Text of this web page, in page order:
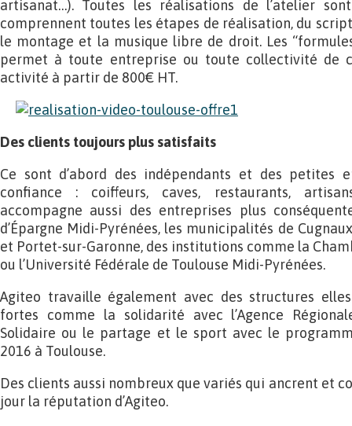
artisanat…). Toutes les réalisations de l’atelier
comprennent toutes les étapes de réalisation, du
le montage et la musique libre de droit. Les
permet à toute entreprise ou toute collectivité de
activité à partir de 800€ HT.
Des clients toujours plus satisfaits
Ce sont d’abord des indépendants et des petites
confiance : coiffeurs, caves, restaurants,
accompagne aussi des entreprises plus
d’Épargne Midi-Pyrénées, les municipalités de
et Portet-sur-Garonne, des institutions comme la
ou l’Université Fédérale de Toulouse Midi-Pyrénées.
Agiteo travaille également avec des structures
fortes comme la solidarité avec l’Agence
Solidaire ou le partage et le sport avec le
2016 à Toulouse.
Des clients aussi nombreux que variés qui ancrent et
jour la réputation d’Agiteo.